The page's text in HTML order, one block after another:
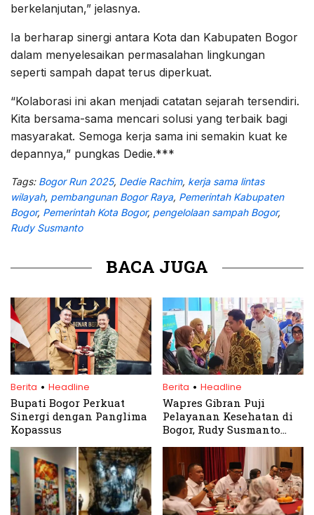
berkelanjutan,” jelasnya.
Ia berharap sinergi antara Kota dan Kabupaten Bogor
dalam menyelesaikan permasalahan lingkungan
seperti sampah dapat terus diperkuat.
“Kolaborasi ini akan menjadi catatan sejarah tersendiri.
Kita bersama-sama mencari solusi yang terbaik bagi
masyarakat. Semoga kerja sama ini semakin kuat ke
depannya,” pungkas Dedie.***
Tags: Bogor Run 2025, Dedie Rachim, kerja sama lintas
wilayah, pembangunan Bogor Raya, Pemerintah Kabupaten
Bogor, Pemerintah Kota Bogor, pengelolaan sampah Bogor,
Rudy Susmanto
BACA JUGA
Berita . Headline
Bupati Bogor Perkuat
Sinergi dengan Panglima
Kopassus
Berita . Headline
Wapres Gibran Puji
Pelayanan Kesehatan di
Bogor, Rudy Susmanto